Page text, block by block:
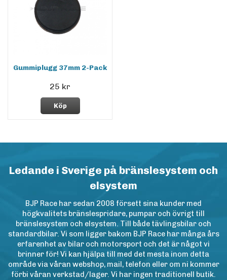
Gummiplugg 37mm 2-Pack
25 kr
Köp
Ledande i Sverige på bränslesystem och
elsystem
BJP Race har sedan 2008 försett sina kunder med
högkvalitets bränslespridare, pumpar och övrigt till
bränslesystem och elsystem. Till både tävlingsbilar och
standardbilar. Vi som ligger bakom BJP Race har många års
erfarenhet av bilar och motorsport och det är något vi
brinner för! Vi kan hjälpa till med det mesta inom detta
område via våran webshop, mail, telefon eller om ni kommer
förbi våran verkstad/lager. Vi har ingen traditionell butik.